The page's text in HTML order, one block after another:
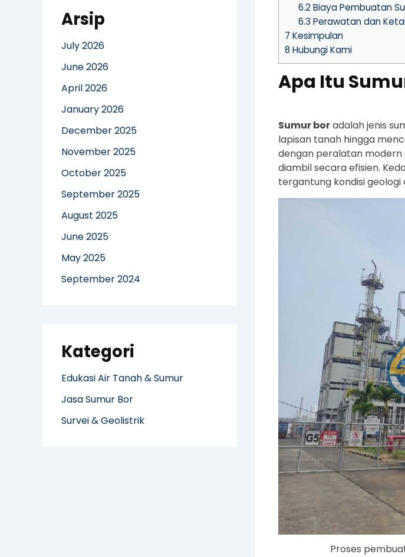
Arsip
July 2026
June 2026
April 2026
January 2026
December 2025
November 2025
October 2025
September 2025
August 2025
June 2025
May 2025
September 2024
Kategori
Edukasi Air Tanah & Sumur
Jasa Sumur Bor
Survei & Geolistrik
6.2Biaya Pembuatan
6.3 Perawatan dan
7 Kesimpulan
8 Hubungi Kami
Apa Itu
Sumur boradalah jenis
lapisan tanah hingga
dengan peralatan
diambil secara efisien.
tergantung kondisi
Proses